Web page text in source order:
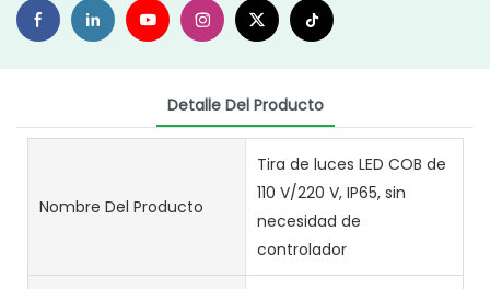
Detalle Del Producto
Nombre Del Producto
Tira de luces LED COB de
110 V/220 V, IP65, sin
necesidad de
controlador